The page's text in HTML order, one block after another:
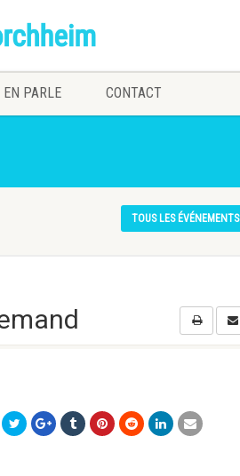
EN PARLE CONTACT
TOUS LES ÉVÉNEMENTS